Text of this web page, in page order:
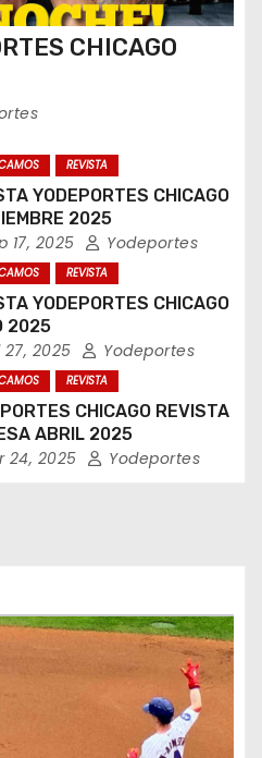
CHICAGO
REVISTA
YODEPORTES CHICAGO
2025
17, 2025 Yodeportes
REVISTA
YODEPORTES CHICAGO
2025
27, 2025 Yodeportes
REVISTA
CHICAGO REVISTA
ABRIL 2025
24, 2025 Yodeportes